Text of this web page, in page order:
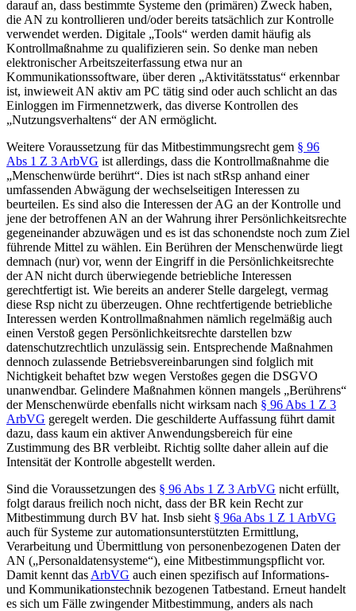
darauf an, dass bestimmte Systeme den (primären) Zweck haben,
die AN zu kontrollieren und/oder bereits tatsächlich zur Kontrolle
verwendet werden. Digitale „Tools“ werden damit häufig als
Kontrollmaßnahme zu qualifizieren sein. So denke man neben
elektronischer Arbeitszeiterfassung etwa nur an
Kommunikationssoftware, über deren „Aktivitätsstatus“ erkennbar
ist, inwieweit AN aktiv am PC tätig sind oder auch schlicht an das
Einloggen im Firmennetzwerk, das diverse Kontrollen des
„Nutzungsverhaltens“ der AN ermöglicht.
Weitere Voraussetzung für das Mitbestimmungsrecht gem § 96
Abs 1 Z 3 ArbVG ist allerdings, dass die Kontrollmaßnahme die
„Menschenwürde berührt“. Dies ist nach stRsp anhand einer
umfassenden Abwägung der wechselseitigen Interessen zu
beurteilen. Es sind also die Interessen der AG an der Kontrolle und
jene der betroffenen AN an der Wahrung ihrer Persönlichkeitsrechte
gegeneinander abzuwägen und es ist das schonendste noch zum Ziel
führende Mittel zu wählen. Ein Berühren der Menschenwürde liegt
demnach (nur) vor, wenn der Eingriff in die Persönlichkeitsrechte
der AN nicht durch überwiegende betriebliche Interessen
gerechtfertigt ist. Wie bereits an anderer Stelle dargelegt, vermag
diese Rsp nicht zu überzeugen. Ohne rechtfertigende betriebliche
Interessen werden Kontrollmaßnahmen nämlich regelmäßig auch
einen Verstoß gegen Persönlichkeitsrechte darstellen bzw
datenschutzrechtlich unzulässig sein. Entsprechende Maßnahmen
dennoch zulassende Betriebsvereinbarungen sind folglich mit
Nichtigkeit behaftet bzw wegen Verstoßes gegen die DSGVO
unanwendbar. Gelindere Maßnahmen können mangels „Berührens“
der Menschenwürde ebenfalls nicht wirksam nach § 96 Abs 1 Z 3
ArbVG geregelt werden. Die geschilderte Auffassung führt damit
dazu, dass kaum ein aktiver Anwendungsbereich für eine
Zustimmung des BR verbleibt. Richtig sollte daher allein auf die
Intensität der Kontrolle abgestellt werden.
Sind die Voraussetzungen des § 96 Abs 1 Z 3 ArbVG nicht erfüllt,
folgt daraus freilich noch nicht, dass der BR kein Recht zur
Mitbestimmung durch BV hat. Insb sieht § 96a Abs 1 Z 1 ArbVG
auch für Systeme zur automationsunterstützten Ermittlung,
Verarbeitung und Übermittlung von personenbezogenen Daten der
AN („Personaldatensysteme“), eine Mitbestimmungspflicht vor.
Damit kennt das ArbVG auch einen spezifisch auf Informations-
und Kommunikationstechnik bezogenen Tatbestand. Erneut handelt
es sich um Fälle zwingender Mitbestimmung, anders als nach